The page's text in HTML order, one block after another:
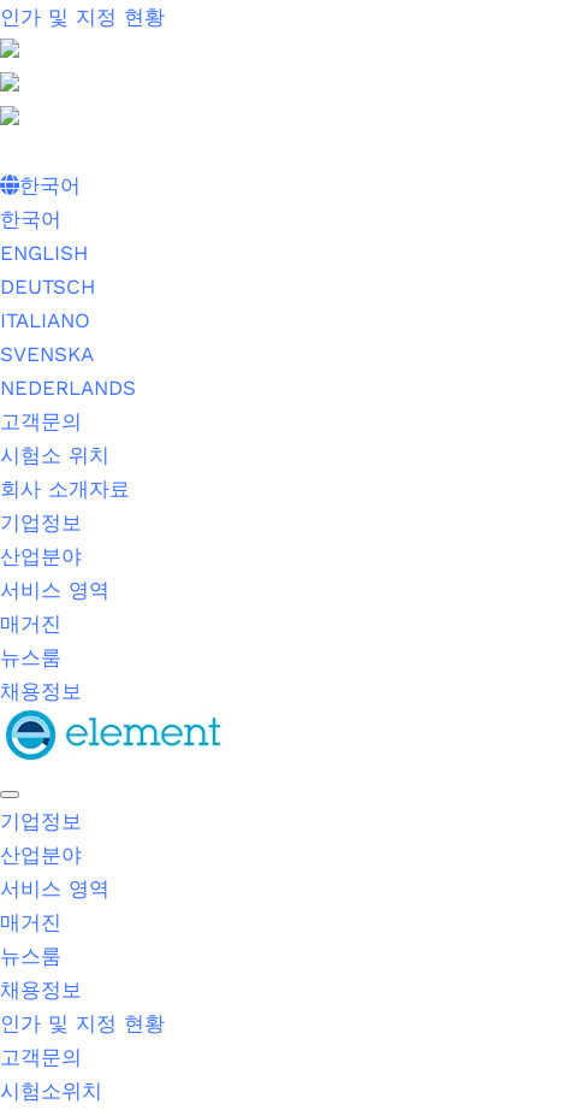
인가 및 지정 현황
한국어
한국어
ENGLISH
DEUTSCH
ITALIANO
SVENSKA
NEDERLANDS
고객문의
시험소 위치
회사 소개자료
기업정보
산업분야
서비스 영역
매거진
뉴스룸
채용정보
기업정보
산업분야
서비스 영역
매거진
뉴스룸
채용정보
인가 및 지정 현황
고객문의
시험소위치